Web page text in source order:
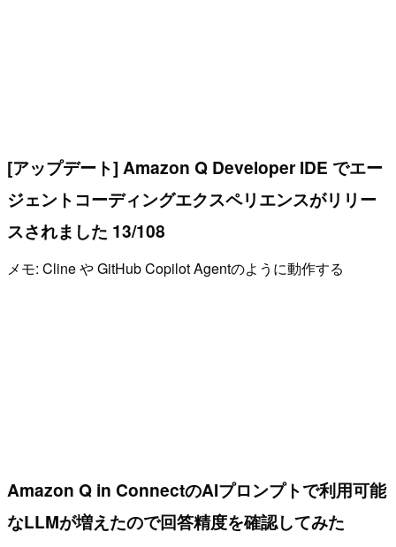
[アップデート] Amazon Q Developer IDE でエー
ジェントコーディングエクスペリエンスがリリー
スされました 13/108
メモ: Cline や GitHub Copilot Agentのように動作する
Amazon Q in ConnectのAIプロンプトで利用可能
なLLMが増えたので回答精度を確認してみた